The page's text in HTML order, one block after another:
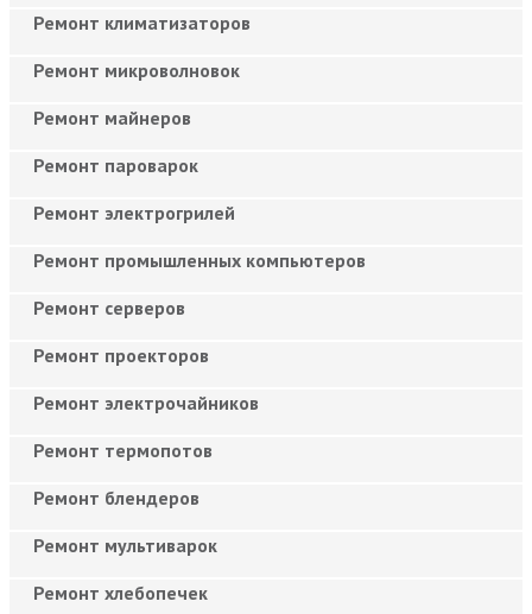
Ремонт климатизаторов
Ремонт микроволновок
Ремонт майнеров
Ремонт пароварок
Ремонт электрогрилей
Ремонт промышленных компьютеров
Ремонт серверов
Ремонт проекторов
Ремонт электрочайников
Ремонт термопотов
Ремонт блендеров
Ремонт мультиварок
Ремонт хлебопечек